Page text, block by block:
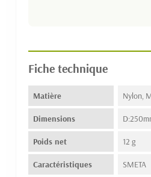
Fiche technique
Matière Nylon,
Dimensions
Poids net 12 g
Caractéristiques SMETA